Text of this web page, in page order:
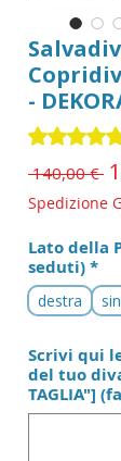
-
Sulla base
140,00 €
Spedizione
Lato della
seduti)*
destra
Scrivi qui
del tuo
TAGLIA"]